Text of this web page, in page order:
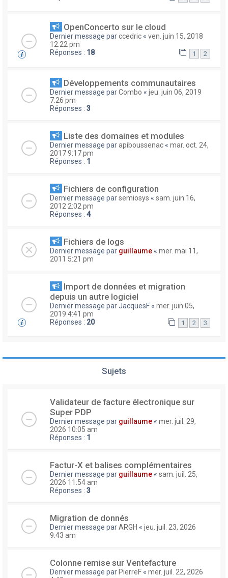
OpenConcerto sur le cloud
Dernier message parccedric « ven. juin 15, 2018
12:22 pm
Réponses : 18 1 2
Développements communautaires
Dernier message parCombo « jeu. juin 06, 2019
7:26 pm
Réponses : 3
Liste des domaines et modules
Dernier message parapiboussenac « mar. oct. 24,
2017 9:17 pm
Réponses : 1
Fichiers de configuration
Dernier message parsemiosys « sam. juin 16,
2012 2:02 pm
Réponses : 4
Fichiers de logs
Dernier message par guillaume « mer. mai 11,
2011 5:21 pm
Import de données et migration
depuis un autre logiciel
Dernier message parJacquesF « mer. juin 05,
2019 4:41 pm
Réponses : 20 1 2 3
Sujets
Validateur de facture électronique sur
Super PDP
Dernier message par guillaume « mer. juil. 29,
2026 10:05 am
Réponses : 1
Factur-X et balises complémentaires
Dernier message par guillaume « sam. juil. 25,
2026 11:54 am
Réponses : 3
Migration de donnés
Dernier message parARGH « jeu. juil. 23, 2026
9:43 am
Colonne remise sur Ventefacture
Dernier message par PierreF « mer. juil. 22, 2026